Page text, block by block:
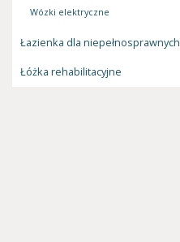
Wózki elektryczne
Łazienka dla niepełnosprawnych
Łóżka rehabilitacyjne